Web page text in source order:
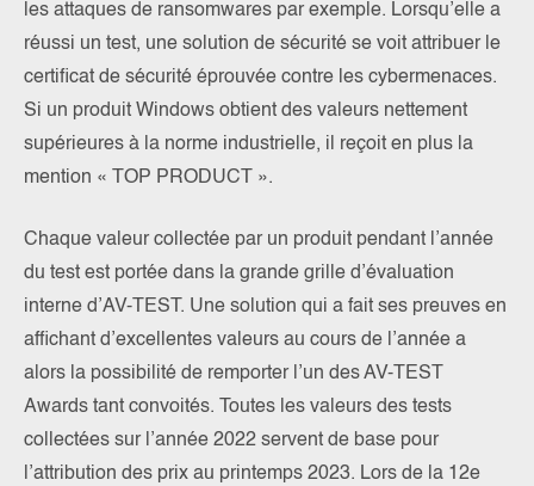
les attaques de ransomwares par exemple. Lorsqu’elle a
réussi un test, une solution de sécurité se voit attribuer le
certificat de sécurité éprouvée contre les cybermenaces.
Si un produit Windows obtient des valeurs nettement
supérieures à la norme industrielle, il reçoit en plus la
mention « TOP PRODUCT ».
Chaque valeur collectée par un produit pendant l’année
du test est portée dans la grande grille d’évaluation
interne d’AV-TEST. Une solution qui a fait ses preuves en
affichant d’excellentes valeurs au cours de l’année a
alors la possibilité de remporter l’un des AV-TEST
Awards tant convoités. Toutes les valeurs des tests
collectées sur l’année 2022 servent de base pour
l’attribution des prix au printemps 2023. Lors de la 12e